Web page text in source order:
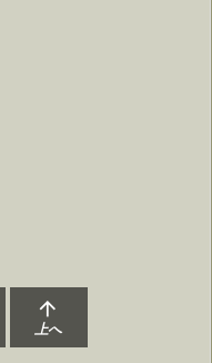

上へ